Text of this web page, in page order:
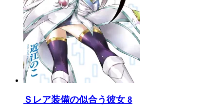
Ｓレア装備の似合う彼女 8